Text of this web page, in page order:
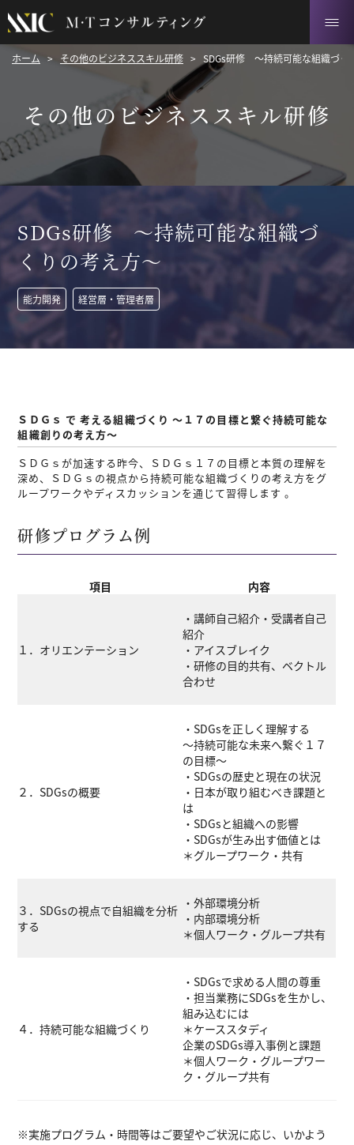
その他のビジネススキル研修
ホーム > その他のビジネススキル研修 > SDGs研修 ～持続可能な組織づ
SDGs研修 ～持続可能な組織づ
くりの考え方～
能力開発 経営層・管理者層
ＳＤＧｓ で 考える組織づくり ～１７の目標と繋ぐ持続可能な
組織創りの考え方～
ＳＤＧｓが加速する昨今、ＳＤＧｓ１７の目標と本質の理解を
深め、ＳＤＧｓの視点から持続可能な組織づくりの考え方をグ
ループワークやディスカッションを通じて習得します 。
研修プログラム例
項目 内容
１．オリエンテーション
・講師自己紹介・受講者自己
紹介
・アイスブレイク
・研修の目的共有、ベクトル
合わせ
２．SDGsの概要
・SDGsを正しく理解する
～持続可能な未来へ繋ぐ１７
の目標～
・SDGsの歴史と現在の状況
・日本が取り組むべき課題と
は
・SDGsと組織への影響
・SDGsが生み出す価値とは
＊グループワーク・共有
３．SDGsの視点で自組織を分析
する
・外部環境分析
・内部環境分析
＊個人ワーク・グループ共有
４．持続可能な組織づくり
・SDGsで求める人間の尊重
・担当業務にSDGsを生かし、
組み込むには
＊ケーススタディ
企業のSDGs導入事例と課題
＊個人ワーク・グループワー
ク・グループ共有
※実施プログラム・時間等はご要望やご状況に応じ、いかよう